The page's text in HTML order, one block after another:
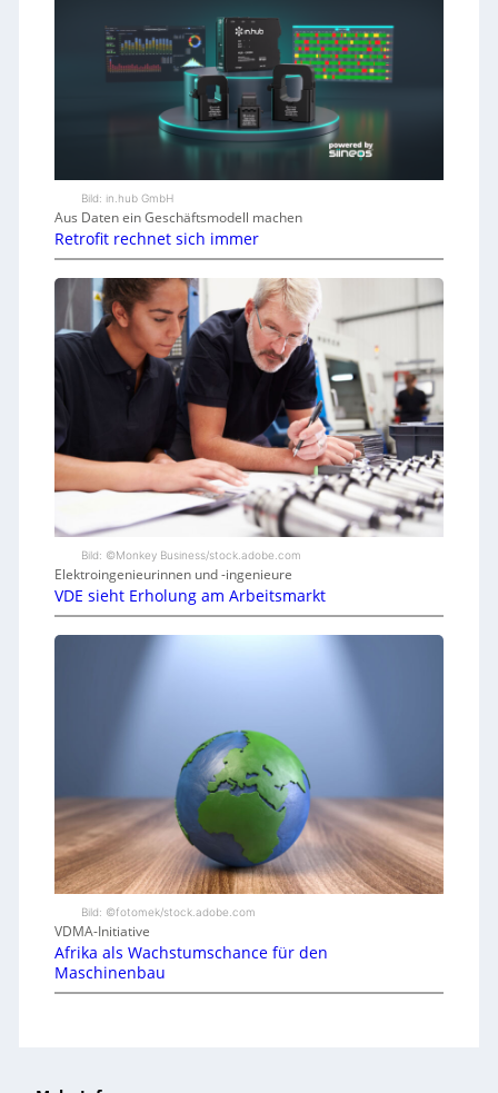
Bild: in.hub GmbH
Aus Daten ein Geschäftsmodell machen
Retrofit rechnet sich immer
Bild: ©Monkey Business/stock.adobe.com
Elektroingenieurinnen und -ingenieure
VDE sieht Erholung am Arbeitsmarkt
Bild: ©fotomek/stock.adobe.com
VDMA-Initiative
Afrika als Wachstumschance für den
Maschinenbau